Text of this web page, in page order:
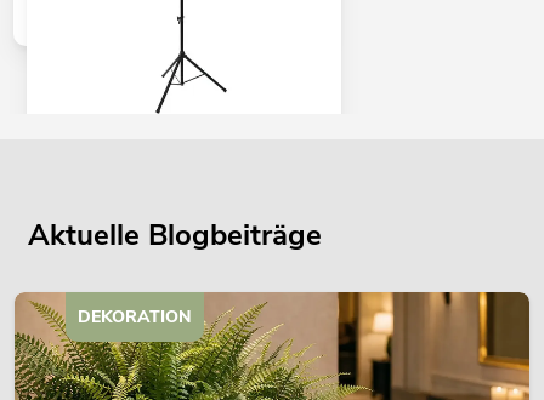
Bestand reicht ca. 12 Wo.
399,00€
Aktuelle Blogbeiträge
DEKORATION